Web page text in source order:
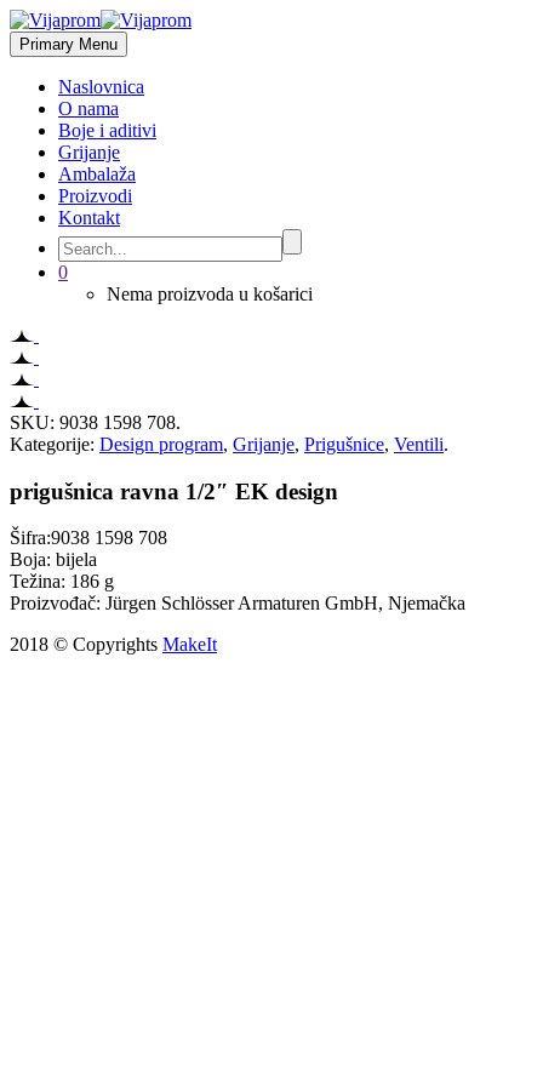
Primary Menu
Naslovnica
O nama
Boje i aditivi
Grijanje
Ambalaža
Proizvodi
Kontakt
0
Nema proizvoda u košarici
SKU: 9038 1598 708.
Kategorije: Design program, Grijanje, Prigušnice, Ventili.
prigušnica ravna 1/2″ EK design
Šifra:9038 1598 708
Boja: bijela
Težina: 186 g
Proizvođač: Jürgen Schlösser Armaturen GmbH, Njemačka
2018 © Copyrights MakeIt